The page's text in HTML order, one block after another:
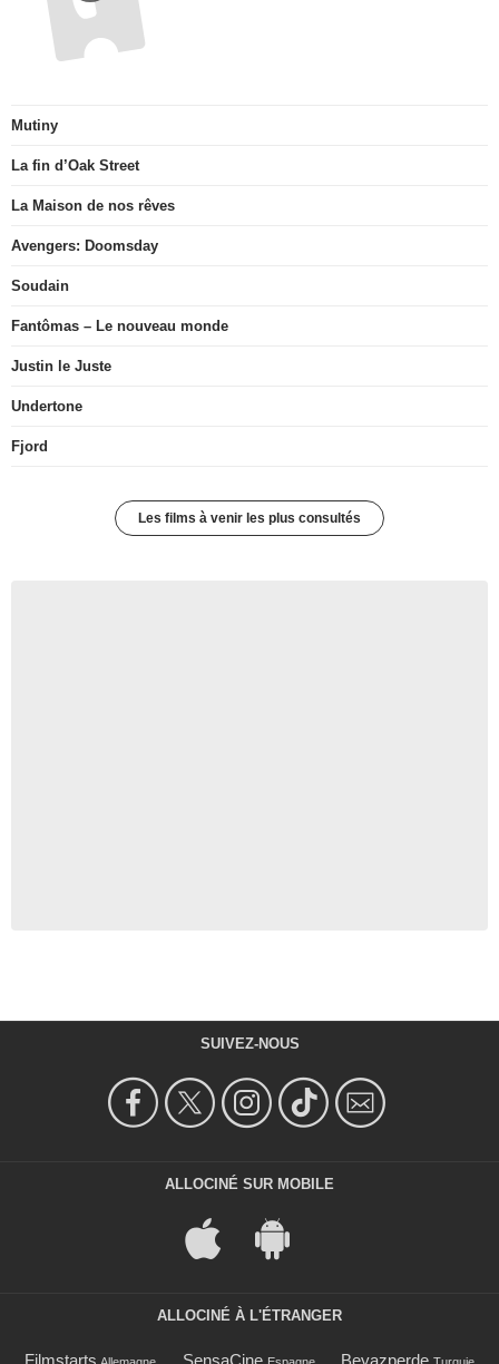
Mutiny
La fin d’Oak Street
La Maison de nos rêves
Avengers: Doomsday
Soudain
Fantômas – Le nouveau monde
Justin le Juste
Undertone
Fjord
Les films à venir les plus consultés
SUIVEZ-NOUS
ALLOCINÉ SUR MOBILE
ALLOCINÉ À L'ÉTRANGER